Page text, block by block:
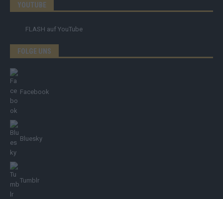
YOUTUBE
FLASH auf YouTube
FOLGE UNS
Facebook
Bluesky
Tumblr